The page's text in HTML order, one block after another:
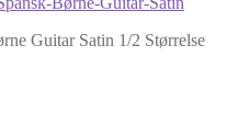
Guitar Satin 1/2 Størrelse